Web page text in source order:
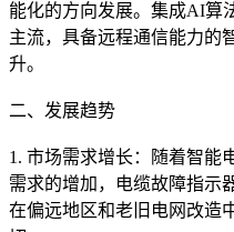
能化的方向发展。集成AI算
主流，具备远程通信能力的
升。
二、发展趋势
1. 市场需求增长：随着智能
需求的增加，电缆故障指示
在偏远地区和老旧电网改造